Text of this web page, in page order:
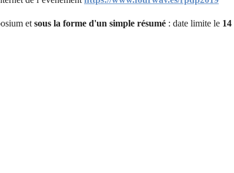
et sous la forme d'un simple résumé : date limite le